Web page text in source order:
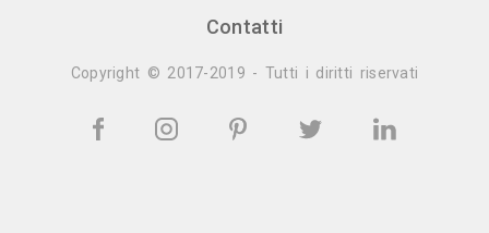
Contatti
Copyright © 2017-2019 - Tutti i diritti riservati